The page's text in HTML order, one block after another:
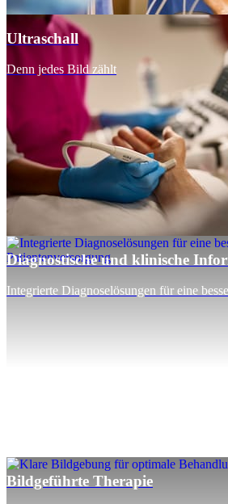
Ultraschall
Denn jedes Bild zählt
Diagnostische und klinische
Integrierte Diagnoselösungen für eine
Bildgeführte Therapie